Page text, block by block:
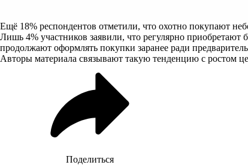
Ещё 18% респондентов отметили, что охотно покупают
Лишь 4% участников заявили, что регулярно
продолжают оформлять покупки заранее ради
Авторы материала связывают такую тенденцию с ростом
Поделиться